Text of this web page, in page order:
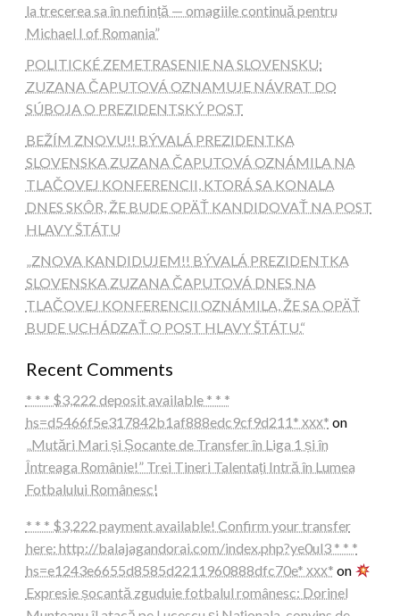
la trecerea sa în neființă — omagiile continuă pentru
Michael I of Romania”
POLITICKÉ ZEMETRASENIE NA SLOVENSKU:
ZUZANA ČAPUTOVÁ OZNAMUJE NÁVRAT DO
SÚBOJA O PREZIDENTSKÝ POST
BEŽÍM ZNOVU!! BÝVALÁ PREZIDENTKA
SLOVENSKA ZUZANA ČAPUTOVÁ OZNÁMILA NA
TLAČOVEJ KONFERENCII, KTORÁ SA KONALA
DNES SKÔR, ŽE BUDE OPÄŤ KANDIDOVAŤ NA POST
HLAVY ŠTÁTU
„ZNOVA KANDIDUJEM!! BÝVALÁ PREZIDENTKA
SLOVENSKA ZUZANA ČAPUTOVÁ DNES NA
TLAČOVEJ KONFERENCII OZNÁMILA, ŽE SA OPÄŤ
BUDE UCHÁDZAŤ O POST HLAVY ŠTÁTU.“
Recent Comments
* * * $3,222 deposit available * * *
hs=d5466f5e317842b1af888edc9cf9d211* ххх* on
„Mutări Mari și Șocante de Transfer în Liga 1 și în
Întreaga Românie!” Trei Tineri Talentați Intră în Lumea
Fotbalului Românesc!
* * * $3,222 payment available! Confirm your transfer
here: http://balajagandorai.com/index.php?ye0ul3 * * *
hs=e1243e6655d8585d2211960888dfc70e* ххх* on
Expresie șocantă zguduie fotbalul românesc: Dorinel